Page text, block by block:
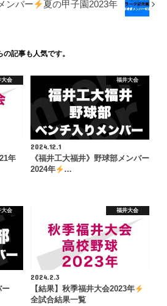
ンバー 夏の甲子園2023年
の記事も人気です。
大会
年
福井大会
2024.12.1
《福井工大福井》野球部メンバー
2024年
…
大会
ー
福井大会
2024.2.3
【結果】秋季福井大会2023年
全試合結果一覧